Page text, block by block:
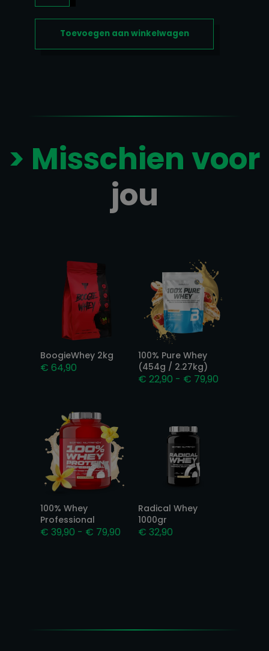
1000GR
AANTAL
Toevoegen aan winkelwagen
> Misschien voor
jou
BoogieWhey 2kg
€ 64,90
100% Pure Whey
(454g / 2.27kg)
€ 22,90 - € 79,90
100% Whey
Professional
€ 39,90 - € 79,90 Prijsklasse:
Radical Whey
1000gr
€ 32,90